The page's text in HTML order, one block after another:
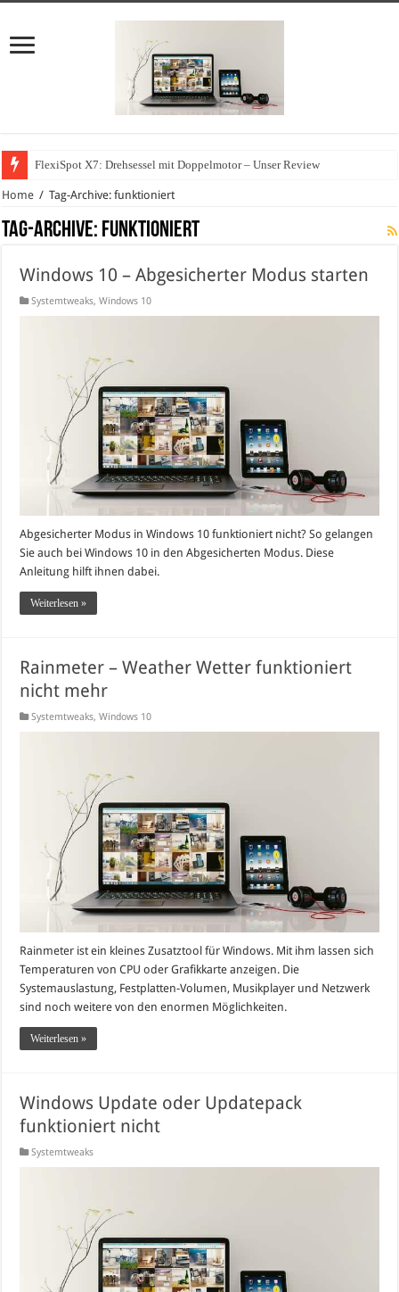
FlexiSpot X7: Drehsessel mit Doppelmotor – Unser Review
Home / Tag-Archive: funktioniert
Tag-Archive: funktioniert
Windows 10 – Abgesicherter Modus starten
Systemtweaks,Windows 10
Abgesicherter Modus in Windows 10 funktioniert nicht? So gelangen
Sie auch bei Windows 10 in den Abgesicherten Modus. Diese
Anleitung hilft ihnen dabei.
Weiterlesen »
Rainmeter – Weather Wetter funktioniert
nicht mehr
Systemtweaks,Windows 10
Rainmeter ist ein kleines Zusatztool für Windows. Mit ihm lassen sich
Temperaturen von CPU oder Grafikkarte anzeigen. Die
Systemauslastung, Festplatten-Volumen, Musikplayer und Netzwerk
sind noch weitere von den enormen Möglichkeiten.
Weiterlesen »
Windows Update oder Updatepack
funktioniert nicht
Systemtweaks